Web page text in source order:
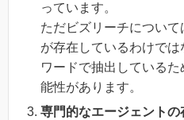
っています。
ただビズリーチについて
が存在しているわけで
ワードで抽出している
能性があります。
専門的なエージェントの